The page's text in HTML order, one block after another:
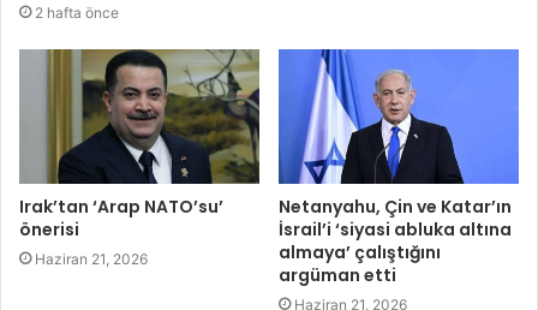
2 hafta önce
Irak’tan ‘Arap NATO’su’
önerisi
Haziran 21, 2026
Netanyahu, Çin ve Katar’ın
İsrail’i ‘siyasi abluka altına
almaya’ çalıştığını
argüman etti
Haziran 21, 2026